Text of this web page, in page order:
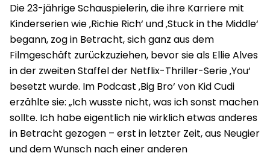
Die 23-jährige Schauspielerin, die ihre Karriere mit
Kinderserien wie ‚Richie Rich‘ und ‚Stuck in the Middle‘
begann, zog in Betracht, sich ganz aus dem
Filmgeschäft zurückzuziehen, bevor sie als Ellie Alves
in der zweiten Staffel der Netflix-Thriller-Serie ‚You‘
besetzt wurde. Im Podcast ‚Big Bro‘ von Kid Cudi
erzählte sie: „Ich wusste nicht, was ich sonst machen
sollte. Ich habe eigentlich nie wirklich etwas anderes
in Betracht gezogen – erst in letzter Zeit, aus Neugier
und dem Wunsch nach einer anderen